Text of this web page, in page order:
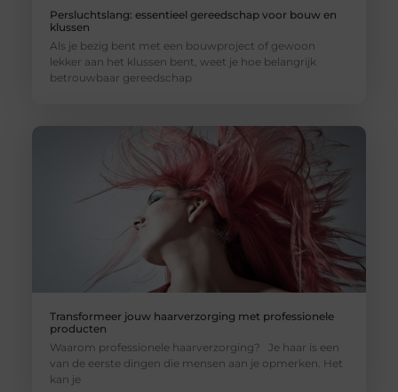
Persluchtslang: essentieel gereedschap voor bouw en
klussen
Als je bezig bent met een bouwproject of gewoon
lekker aan het klussen bent, weet je hoe belangrijk
betrouwbaar gereedschap
Transformeer jouw haarverzorging met professionele
producten
Waarom professionele haarverzorging? Je haar is een
van de eerste dingen die mensen aan je opmerken. Het
kan je